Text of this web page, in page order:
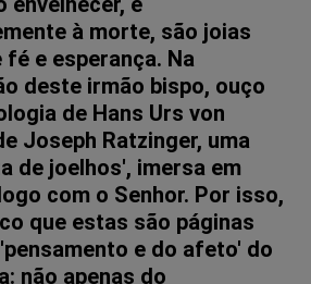
à morte, são joias
e esperança. Na
deste irmão bispo, ouço
de Hans Urs von
Joseph Ratzinger, uma
de joelhos', imersa em
com o Senhor. Por isso,
que estas são páginas
e do afeto' do
não apenas do